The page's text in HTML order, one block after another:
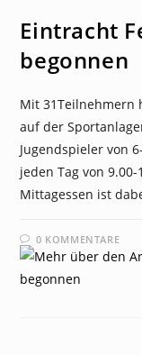
Eintracht
begonnen
Mit 31Teilnehmern
auf der
Jugendspieler von
jeden Tag von
Mittagessen ist
0 KOMMENTARE